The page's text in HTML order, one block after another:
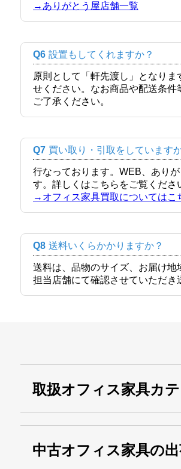
→ありがとう屋店舗一覧
Q6 設置もしてくれますか？
原則として「軒先渡し」となり
せください。なお商品や配送条
ご了承ください。
Q7 買い取り・引取をしています
行なっております。WEB、あり
す。詳しくはこちらをご覧くださ
→オフィス家具買取についてはこ
Q8 送料いくらかかりますか？
送料は、品物のサイズ、お届け
担当店舗にて確認させていただ
取扱オフィス家具カテ
中古オフィス家具の